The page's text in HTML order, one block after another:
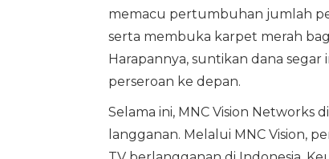
memacu pertumbuhan jumlah
serta membuka karpet merah
Harapannya, suntikan dana
perseroan ke depan.
Selama ini, MNC Vision Networks
langganan. Melalui MNC Vision,